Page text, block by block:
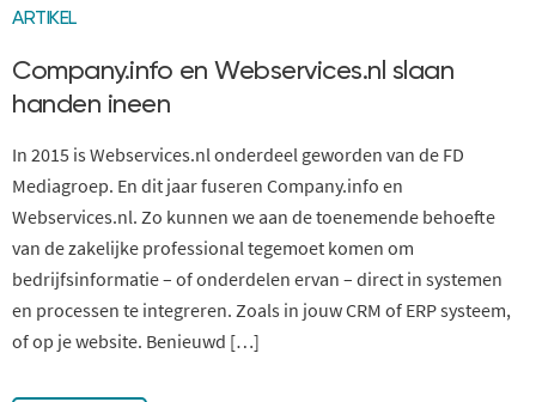
ARTIKEL
Company.info en Webservices.nl slaan
handen ineen
In 2015 is Webservices.nl onderdeel geworden van de FD
Mediagroep. En dit jaar fuseren Company.info en
Webservices.nl. Zo kunnen we aan de toenemende behoefte
van de zakelijke professional tegemoet komen om
bedrijfsinformatie – of onderdelen ervan – direct in systemen
en processen te integreren. Zoals in jouw CRM of ERP systeem,
of op je website. Benieuwd […]